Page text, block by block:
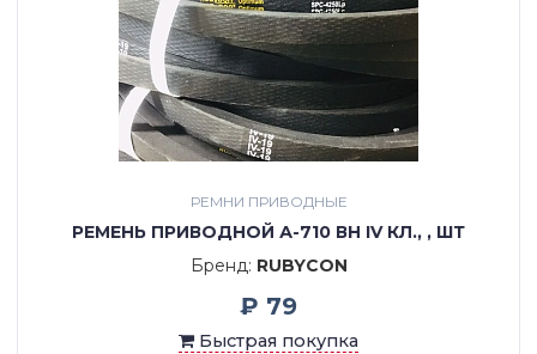
РЕМНИ ПРИВОДНЫЕ
РЕМЕНЬ ПРИВОДНОЙ А-710 ВН IV КЛ., , ШТ
Бренд: RUBYCON
₽ 79
Быстрая покупка